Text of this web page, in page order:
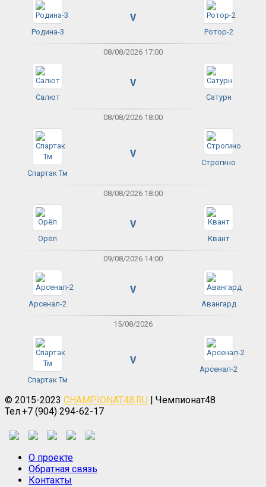
Родина-3
V
Ротор-2
08/08/2026 17:00
Салют
V
Сатурн
08/08/2026 18:00
Спартак Тм
V
Строгино
08/08/2026 18:00
Орёл
V
Квант
09/08/2026 14:00
Арсенал-2
V
Авангард
15/08/2026
Спартак Тм
V
Арсенал-2
© 2015-2023 CHAMPIONAT48.RU | Чемпионат48
Тел.+7 (904) 294-62-17
О проекте
Обратная связь
Контакты